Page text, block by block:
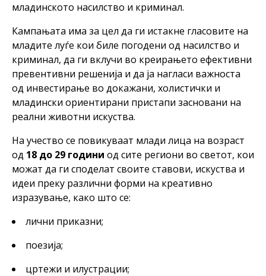
младинското насилство и криминал.
Кампањата има за цел да ги истакне гласовите на
младите луѓе кои биле погодени од насилство и
криминал, да ги вклучи во креирањето ефективни
превентивни решенија и да ја нагласи важноста
од инвестирање во докажани, холистички и
младински ориентирани пристапи засновани на
реални животни искуства.
На учество се повикуваат млади лица на возраст
од 18 до 29 години од сите региони во светот, кои
можат да ги споделат своите ставови, искуства и
идеи преку различни форми на креативно
изразување, како што се:
лични приказни;
поезија;
цртежи и илустрации;